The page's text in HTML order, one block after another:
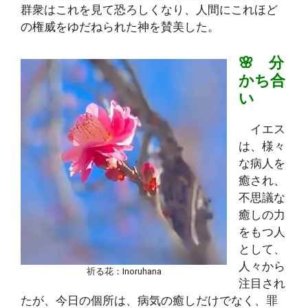
群衆はこれを見て恐ろしくなり、人間にこれほど
の権威をゆだねられた神を賛美した。
祈る花：Inoruhana
🌸 分
かち合
い
イエス
は、様々
な病人を
癒され、
不思議な
癒しの力
をもつ人
として、
人々から
注目され
たが、今日の個所は、病気の癒しだけでなく、罪